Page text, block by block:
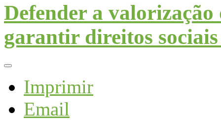
Defender a valorização
garantir direitos sociais
Imprimir
Email